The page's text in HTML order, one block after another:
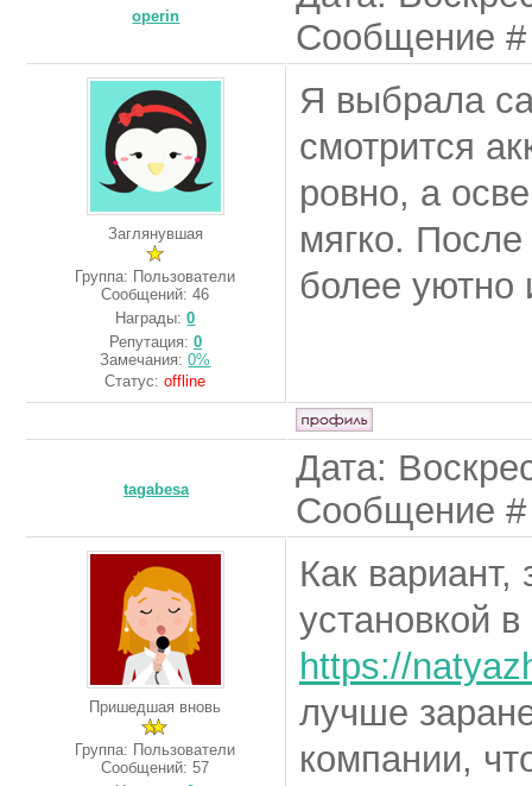
operin
Сообщение
Заглянувшая
Группа: Пользователи
Сообщений:46
Награды:0
Репутация: 0
Замечания:0%
Статус:offline
Я выбрала
смотрится
ровно, а
мягко. После
более уютно
tagabesa
Дата:
Сообщение
Пришедшая вновь
Группа: Пользователи
Сообщений:57
Как вариант,
установкой
https://
лучше
компании,